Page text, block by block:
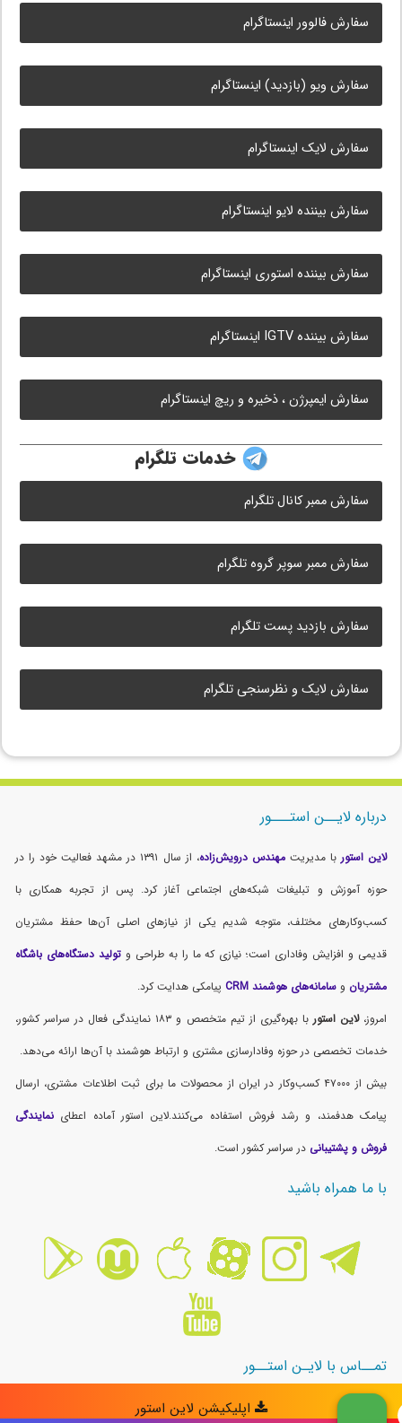
سفارش فالوور اینستاگرام
سفارش ویو (بازدید) اینستاگرام
سفارش لایک اینستاگرام
سفارش بیننده لایو اینستاگرام
سفارش بیننده استوری اینستاگرام
سفارش بیننده IGTV اینستاگرام
سفارش ایمپرژن ، ذخیره و ریچ اینستاگرام
خدمات تلگرام
سفارش ممبر کانال تلگرام
سفارش ممبر سوپر گروه تلگرام
سفارش بازدید پست تلگرام
سفارش لایک و نظرسنجی تلگرام